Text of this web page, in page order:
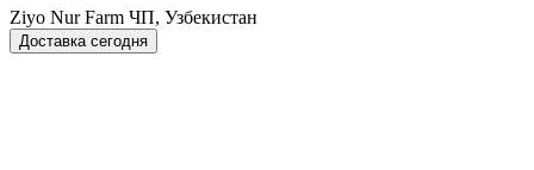
Ziyo Nur Farm ЧП, Узбекистан
Доставка сегодня